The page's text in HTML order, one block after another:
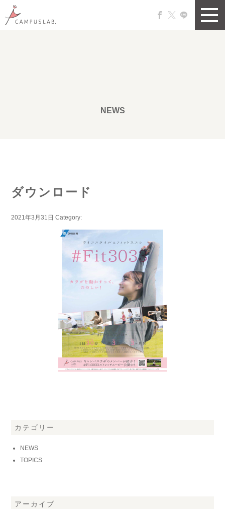
NEWS
ダウンロード
2021年3月31日 Category:
カテゴリー
NEWS
TOPICS
アーカイブ